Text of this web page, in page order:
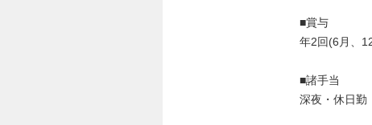
■賞与
年2回(6月、12
■諸手当
深夜・休日勤